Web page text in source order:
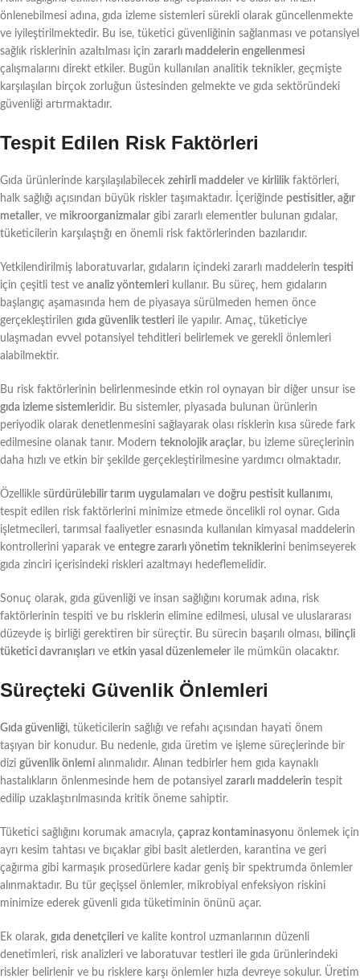
önlenebilmesi adına, gıda izleme sistemleri sürekli olarak güncellenmekte
ve iyileştirilmektedir. Bu ise, tüketici güvenliğinin sağlanması ve potansiyel
sağlık risklerinin azaltılması için zararlı maddelerin engellenmesi
çalışmalarını direkt etkiler. Bugün kullanılan analitik teknikler, geçmişte
karşılaşılan birçok zorluğun üstesinden gelmekte ve gıda sektöründeki
güvenliği artırmaktadır.
Tespit Edilen Risk Faktörleri
Gıda ürünlerinde karşılaşılabilecek zehirli maddeler ve kirlilik faktörleri,
halk sağlığı açısından büyük riskler taşımaktadır. İçeriğinde pestisitler, ağır
metaller, ve mikroorganizmalar gibi zararlı elementler bulunan gıdalar,
tüketicilerin karşılaştığı en önemli risk faktörlerinden bazılarıdır.
Yetkilendirilmiş laboratuvarlar, gıdaların içindeki zararlı maddelerin tespiti
için çeşitli test ve analiz yöntemleri kullanır. Bu süreç, hem gıdaların
başlangıç aşamasında hem de piyasaya sürülmeden hemen önce
gerçekleştirilen gıda güvenlik testleri ile yapılır. Amaç, tüketiciye
ulaşmadan evvel potansiyel tehditleri belirlemek ve gerekli önlemleri
alabilmektir.
Bu risk faktörlerinin belirlenmesinde etkin rol oynayan bir diğer unsur ise
gıda izleme sistemleridir. Bu sistemler, piyasada bulunan ürünlerin
periyodik olarak denetlenmesini sağlayarak olası risklerin kısa sürede fark
edilmesine olanak tanır. Modern teknolojik araçlar, bu izleme süreçlerinin
daha hızlı ve etkin bir şekilde gerçekleştirilmesine yardımcı olmaktadır.
Özellikle sürdürülebilir tarım uygulamaları ve doğru pestisit kullanımı,
tespit edilen risk faktörlerini minimize etmede öncelikli rol oynar. Gıda
işletmecileri, tarımsal faaliyetler esnasında kullanılan kimyasal maddelerin
kontrollerini yaparak ve entegre zararlı yönetim tekniklerini benimseyerek
gıda zinciri içerisindeki riskleri azaltmayı hedeflemelidir.
Sonuç olarak, gıda güvenliği ve insan sağlığını korumak adına, risk
faktörlerinin tespiti ve bu risklerin elimine edilmesi, ulusal ve uluslararası
düzeyde iş birliği gerektiren bir süreçtir. Bu sürecin başarılı olması, bilinçli
tüketici davranışları ve etkin yasal düzenlemeler ile mümkün olacaktır.
Süreçteki Güvenlik Önlemleri
Gıda güvenliği, tüketicilerin sağlığı ve refahı açısından hayati önem
taşıyan bir konudur. Bu nedenle, gıda üretim ve işleme süreçlerinde bir
dizi güvenlik önlemi alınmalıdır. Alınan tedbirler hem gıda kaynaklı
hastalıkların önlenmesinde hem de potansiyel zararlı maddelerin tespit
edilip uzaklaştırılmasında kritik öneme sahiptir.
Tüketici sağlığını korumak amacıyla, çapraz kontaminasyonu önlemek için
ayrı kesim tahtası ve bıçaklar gibi basit aletlerden, karantina ve geri
çağırma gibi karmaşık prosedürlere kadar geniş bir spektrumda önlemler
alınmaktadır. Bu tür geçişsel önlemler, mikrobiyal enfeksiyon riskini
minimize ederek güvenli gıda tüketiminin önünü açar.
Ek olarak, gıda denetçileri ve kalite kontrol uzmanlarının düzenli
denetimleri, risk analizleri ve laboratuvar testleri ile gıda ürünlerindeki
riskler belirlenir ve bu risklere karşı önlemler hızla devreye sokulur. Üretim